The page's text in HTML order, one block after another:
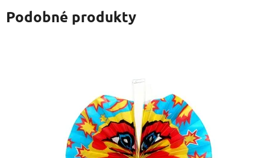
Podobné produkty